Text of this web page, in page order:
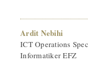
Ardit Nebihi
ICT Operations
Informatiker EFZ